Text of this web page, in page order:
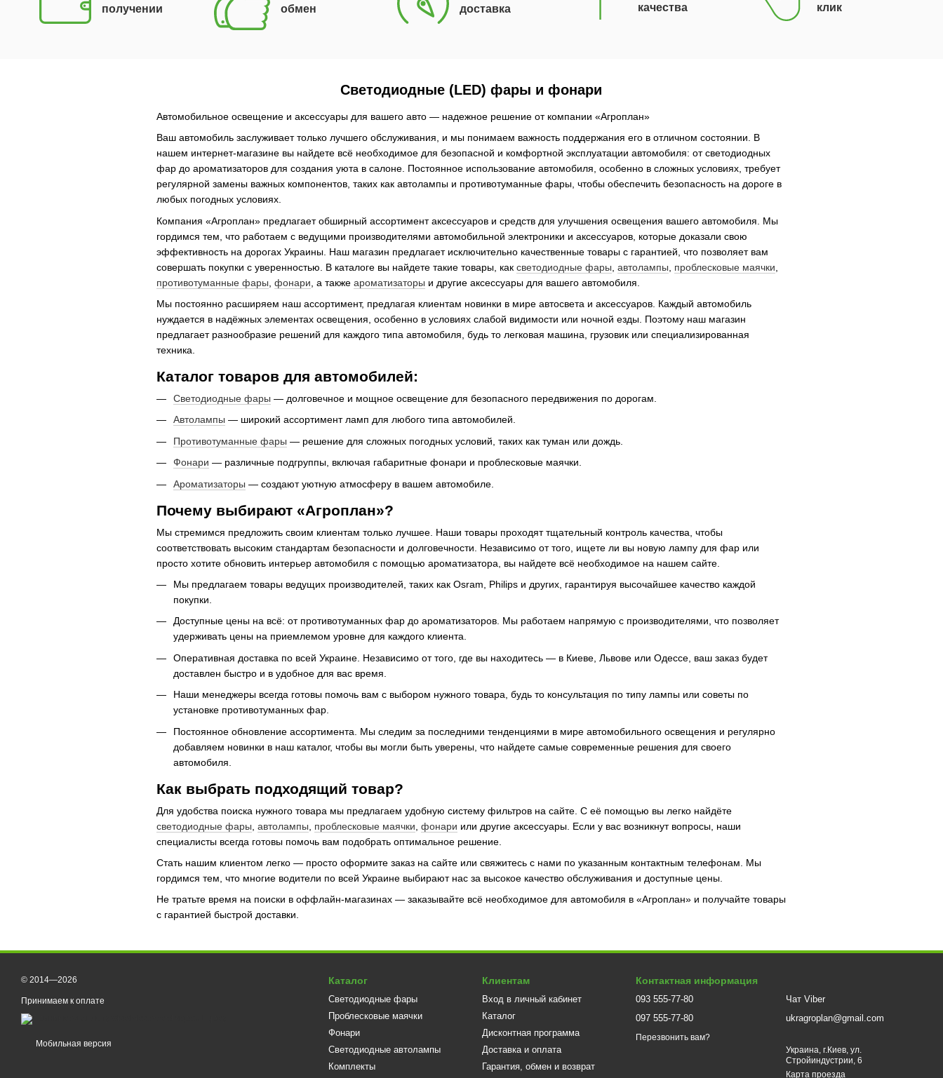
получении
обмен
доставка
качества
клик
Светодиодные (LED) фары и фонари
Автомобильное освещение и аксессуары для вашего авто — надежное решение от компании «Агроплан»
Ваш автомобиль заслуживает только лучшего обслуживания, и мы понимаем важность поддержания его в отличном состоянии. В
нашем интернет-магазине вы найдете всё необходимое для безопасной и комфортной эксплуатации автомобиля: от светодиодных
фар до ароматизаторов для создания уюта в салоне. Постоянное использование автомобиля, особенно в сложных условиях, требует
регулярной замены важных компонентов, таких как автолампы и противотуманные фары, чтобы обеспечить безопасность на дороге в
любых погодных условиях.
Компания «Агроплан» предлагает обширный ассортимент аксессуаров и средств для улучшения освещения вашего автомобиля. Мы
гордимся тем, что работаем с ведущими производителями автомобильной электроники и аксессуаров, которые доказали свою
эффективность на дорогах Украины. Наш магазин предлагает исключительно качественные товары с гарантией, что позволяет вам
совершать покупки с уверенностью. В каталоге вы найдете такие товары, как светодиодные фары автолампы проблесковые маячки
противотуманные фары фонари , а также ароматизаторы и другие аксессуары для вашего автомобиля.
Мы постоянно расширяем наш ассортимент, предлагая клиентам новинки в мире автосвета и аксессуаров. Каждый автомобиль
нуждается в надёжных элементах освещения, особенно в условиях слабой видимости или ночной езды. Поэтому наш магазин
предлагает разнообразие решений для каждого типа автомобиля, будь то легковая машина, грузовик или специализированная
техника.
Каталог товаров для автомобилей:
Светодиодные фары — долговечное и мощное освещение для безопасного передвижения по дорогам.
Автолампы — широкий ассортимент ламп для любого типа автомобилей.
Противотуманные фары — решение для сложных погодных условий, таких как туман или дождь.
Фонари — различные подгруппы, включая габаритные фонари и проблесковые маячки.
Ароматизаторы — создают уютную атмосферу в вашем автомобиле.
Почему выбирают «Агроплан»?
Мы стремимся предложить своим клиентам только лучшее. Наши товары проходят тщательный контроль качества, чтобы
соответствовать высоким стандартам безопасности и долговечности. Независимо от того, ищете ли вы новую лампу для фар или
просто хотите обновить интерьер автомобиля с помощью ароматизатора, вы найдете всё необходимое на нашем сайте.
Мы предлагаем товары ведущих производителей, таких как Osram, Philips и других, гарантируя высочайшее качество каждой
покупки.
Доступные цены на всё: от противотуманных фар до ароматизаторов. Мы работаем напрямую с производителями, что позволяет
удерживать цены на приемлемом уровне для каждого клиента.
Оперативная доставка по всей Украине. Независимо от того, где вы находитесь — в Киеве, Львове или Одессе, ваш заказ будет
доставлен быстро и в удобное для вас время.
Наши менеджеры всегда готовы помочь вам с выбором нужного товара, будь то консультация по типу лампы или советы по
установке противотуманных фар.
Постоянное обновление ассортимента. Мы следим за последними тенденциями в мире автомобильного освещения и регулярно
добавляем новинки в наш каталог, чтобы вы могли быть уверены, что найдете самые современные решения для своего
автомобиля.
Как выбрать подходящий товар?
Для удобства поиска нужного товара мы предлагаем удобную систему фильтров на сайте. С её помощью вы легко найдёте
светодиодные фары автолампы проблесковые маячки фонари или другие аксессуары. Если у вас возникнут вопросы, наши
специалисты всегда готовы помочь вам подобрать оптимальное решение.
Стать нашим клиентом легко — просто оформите заказ на сайте или свяжитесь с нами по указанным контактным телефонам. Мы
гордимся тем, что многие водители по всей Украине выбирают нас за высокое качество обслуживания и доступные цены.
Не тратьте время на поиски в оффлайн-магазинах — заказывайте всё необходимое для автомобиля в «Агроплан» и получайте товары
с гарантией быстрой доставки.
© 2014—2026
Принимаем к оплате
Мобильная версия
Каталог
Светодиодные фары
Проблесковые маячки
Фонари
Светодиодные автолампы
Комплекты
Клиентам
Вход в личный кабинет
Каталог
Дисконтная программа
Доставка и оплата
Гарантия, обмен и возврат
Контактная информация
093 555-77-80
097 555-77-80
Перезвонить вам?
Чат Viber
ukragroplan@gmail.com
Украина, г.Киев, ул.
Стройиндустрии, 6
Карта проезда